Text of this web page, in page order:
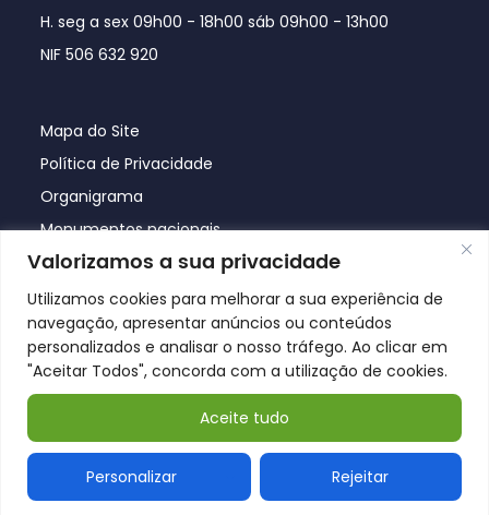
Valorizamos a sua privacidade
Utilizamos cookies para melhorar a sua experiência de
navegação, apresentar anúncios ou conteúdos
personalizados e analisar o nosso tráfego. Ao clicar em
"Aceitar Todos", concorda com a utilização de cookies.
Personalizar Rejeitar
Aceite tudo
H. seg a sex 09h00 - 18h00 sáb 09h00 - 13h00
NIF 506 632 920
Mapa do Site
Política de Privacidade
Organigrama
Monumentos nacionais
© Póvoa de Lanhoso 2026